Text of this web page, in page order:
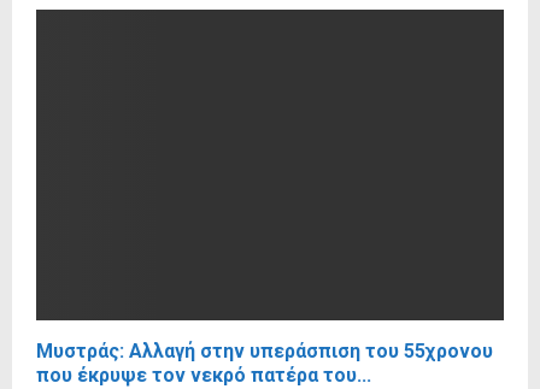
Μυστράς: Αλλαγή στην υπεράσπιση του 55χρονου
που έκρυψε τον νεκρό πατέρα του...